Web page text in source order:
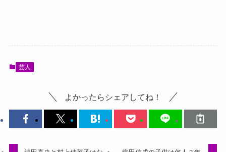
芸人
よかったらシェアしてね！